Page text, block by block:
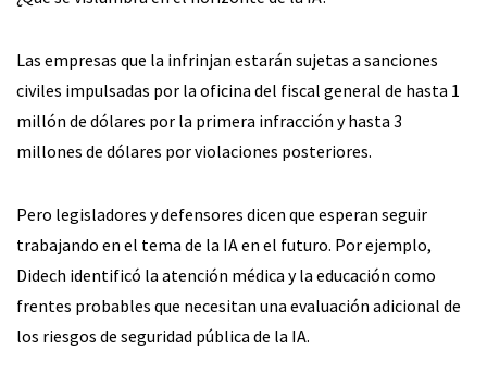
Las empresas que la infrinjan estarán sujetas a sanciones
civiles impulsadas por la oficina del fiscal general de hasta 1
millón de dólares por la primera infracción y hasta 3
millones de dólares por violaciones posteriores.
Pero legisladores y defensores dicen que esperan seguir
trabajando en el tema de la IA en el futuro. Por ejemplo,
Didech identificó la atención médica y la educación como
frentes probables que necesitan una evaluación adicional de
los riesgos de seguridad pública de la IA.